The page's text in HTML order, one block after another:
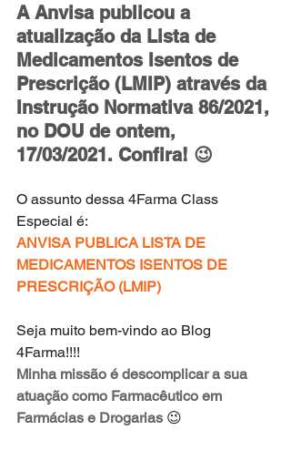
A Anvisa publicou a
atualização da Lista de
Medicamentos Isentos de
Prescrição (LMIP) através da
Instrução Normativa 86/2021,
no DOU de ontem,
17/03/2021. Confira! 😉
O assunto dessa 4Farma Class
Especial é:
ANVISA PUBLICA LISTA DE
MEDICAMENTOS ISENTOS DE
PRESCRIÇÃO (LMIP)
Seja muito bem-vindo ao Blog
4Farma!!!!
Minha missão é descomplicar a sua
atuação como Farmacêutico em
Farmácias e Drogarias 😉